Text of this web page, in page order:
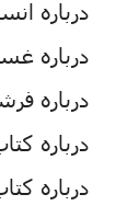
درباره
درباره
درباره
درباره
درباره